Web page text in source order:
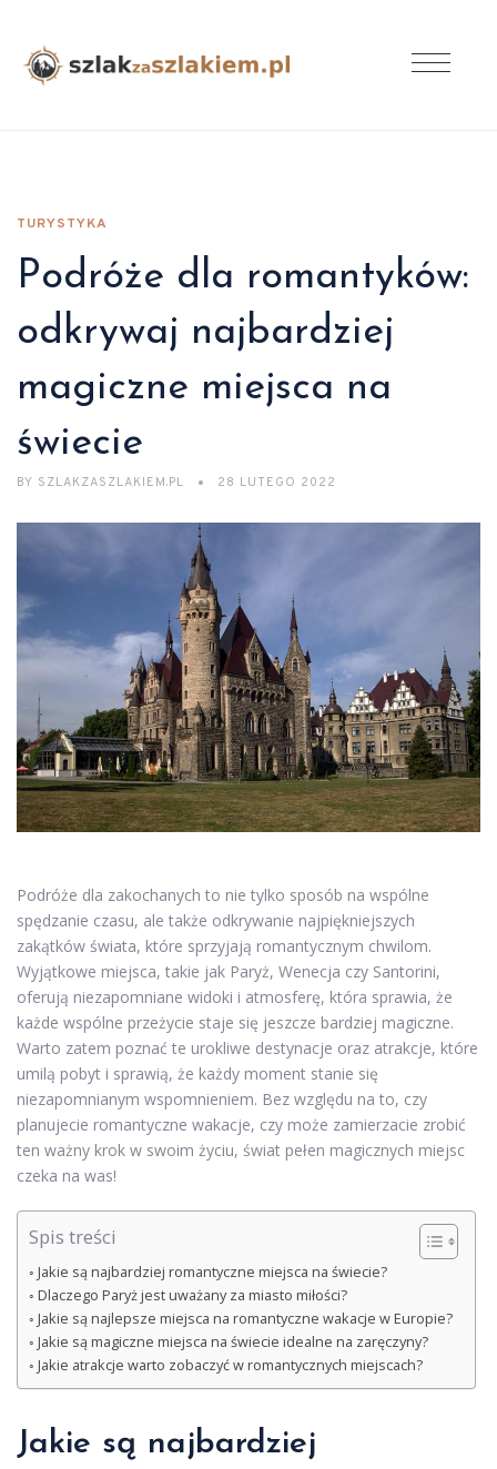
TURYSTYKA
Podróże dla romantyków:
odkrywaj najbardziej
magiczne miejsca na
świecie
BY SZLAKZASZLAKIEM.PL 28 LUTEGO 2022
Podróże dla zakochanych to nie tylko sposób na wspólne
spędzanie czasu, ale także odkrywanie najpiękniejszych
zakątków świata, które sprzyjają romantycznym chwilom.
Wyjątkowe miejsca, takie jak Paryż, Wenecja czy Santorini,
oferują niezapomniane widoki i atmosferę, która sprawia, że
każde wspólne przeżycie staje się jeszcze bardziej magiczne.
Warto zatem poznać te urokliwe destynacje oraz atrakcje, które
umilą pobyt i sprawią, że każdy moment stanie się
niezapomnianym wspomnieniem. Bez względu na to, czy
planujecie romantyczne wakacje, czy może zamierzacie zrobić
ten ważny krok w swoim życiu, świat pełen magicznych miejsc
czeka na was!
Spis treści
Jakie są najbardziej romantyczne miejsca na świecie?
Dlaczego Paryż jest uważany za miasto miłości?
Jakie są najlepsze miejsca na romantyczne wakacje w Europie?
Jakie są magiczne miejsca na świecie idealne na zaręczyny?
Jakie atrakcje warto zobaczyć w romantycznych miejscach?
Jakie są najbardziej